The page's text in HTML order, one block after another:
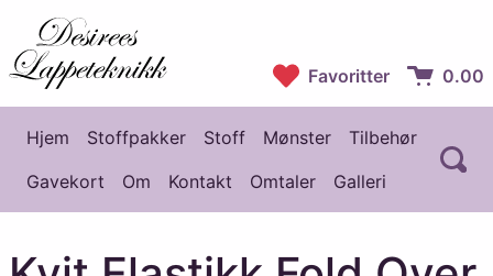
Desirees Lappeteknikk
Favoritter 0.00
Hovedmeny
Hjem Stoffpakker Stoff Mønster
Tilbehør
Gavekort
Om Kontakt Omtaler Galleri